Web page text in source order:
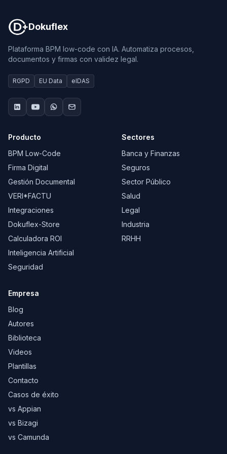
Dokuflex
Plataforma BPM low-code con IA. Automatiza procesos,
documentos y firmas con validez legal.
RGPD EU Data eIDAS
Producto
BPM Low-Code
Firma Digital
Gestión Documental
VERI*FACTU
Integraciones
Dokuflex-Store
Calculadora ROI
Inteligencia Artificial
Seguridad
Sectores
Banca y Finanzas
Seguros
Sector Público
Salud
Legal
Industria
RRHH
Empresa
Blog
Autores
Biblioteca
Videos
Plantillas
Contacto
Casos de éxito
vs Appian
vs Bizagi
vs Camunda